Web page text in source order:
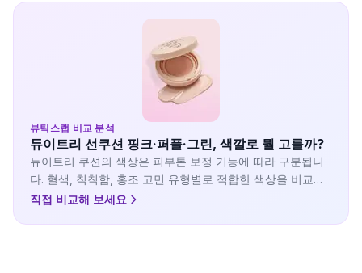
뷰틱스랩 비교 분석
듀이트리 선쿠션 핑크·퍼플·그린, 색깔로 뭘 고를까?
듀이트리 쿠션의 색상은 피부톤 보정 기능에 따라 구분됩니
다. 혈색, 칙칙함, 홍조 고민 유형별로 적합한 색상을 비교합
니다.
직접 비교해 보세요